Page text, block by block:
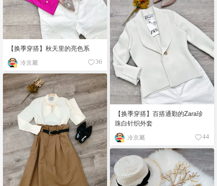
【换季穿搭】秋天里的亮色系
冷京屬 36
【换季穿搭】百搭通勤的Zara珍
珠白针织外套
冷京屬 44